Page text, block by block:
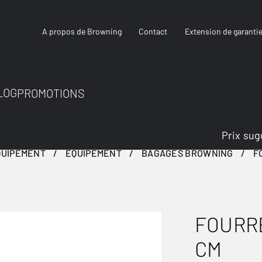
A propos de Browning Contact Extension de garantie
PROMOTIONS
ÉQUIPEMENT BAGAGES BROWNING
CM
Prix